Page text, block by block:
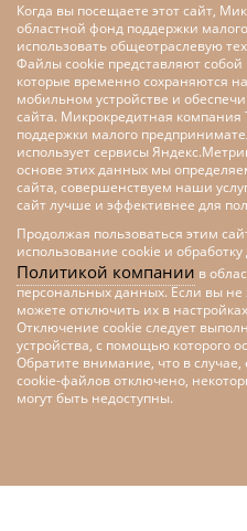
Меры поддержки
среднего
национальной
«Цифровая
Когда вы посещаете этот сайт,
областной фонд поддержки
использовать общеотраслевую
Файлы cookie представляют
которые временно сохраняются
мобильном устройстве и
сайта. Микрокредитная компания
поддержки малого
использует сервисы
основе этих данных мы
сайта, совершенствуем наши
сайт лучше и эффективнее для
Продолжая пользоваться этим
использование cookie и
Политикой компании в
персональных данных. Если вы не
можете отключить их в
Отключение cookie следует
устройства, с помощью которого
Обратите внимание, что в
cookie-файлов отключено,
могут быть недоступны.